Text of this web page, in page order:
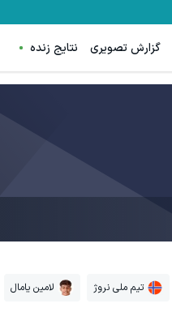
گزارش تصویری نتایج زنده
تیم ملی نروژ لامین یامال